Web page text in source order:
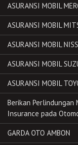
ASURANSI MOBIL
ASURANSI MOBIL
ASURANSI MOBIL
ASURANSI MOBIL
ASURANSI MOBIL
Berikan Perlindungan
Insurance pada
GARDA OTO AMBON